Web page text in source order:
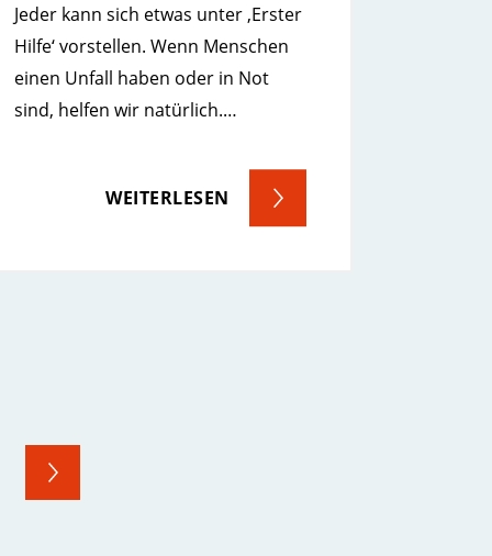
Jeder kann sich etwas unter ‚Erster
Hilfe‘ vorstellen. Wenn Menschen
einen Unfall haben oder in Not
sind, helfen wir natürlich.…
WEITERLESEN